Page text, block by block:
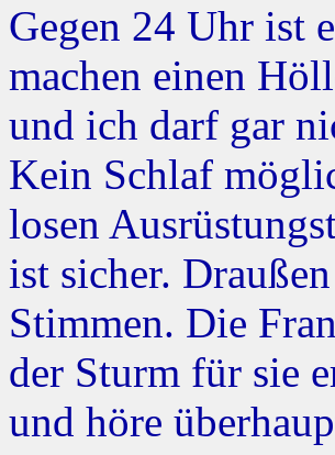
Gegen 24 Uhr ist
machen einen
und ich darf gar
Kein Schlaf
losen
ist sicher.
Stimmen. Die
der Sturm für sie
und höre